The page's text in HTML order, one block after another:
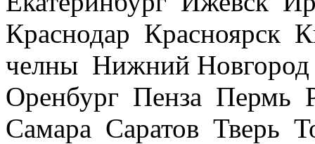
Краснодар Красноярск
челны Нижний
Оренбург Пенза Пермь
Самара Саратов Тверь